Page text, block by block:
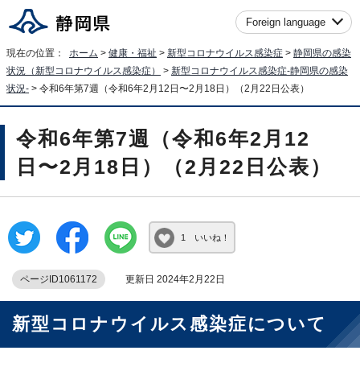
Foreign language
現在の位置： ホーム > 健康・福祉 > 新型コロナウイルス感染症 > 静岡県の感染
状況（新型コロナウイルス感染症）
> 新型コロナウイルス感染症-静岡県の感染
状況- > 令和6年第7週（令和6年2月12日〜2月18日）（2月22日公表）
令和6年第7週（令和6年2月12
日〜2月18日）（2月22日公表）
1 いいね！
ページID1061172 更新日 2024年2月22日
新型コロナウイルス感染症について